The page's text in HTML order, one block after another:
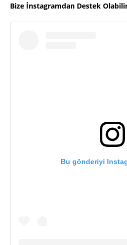
Bize İnstagramdan Destek
Bu gönderiyi